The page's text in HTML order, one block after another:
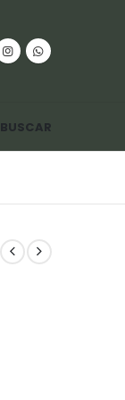
BUSCAR